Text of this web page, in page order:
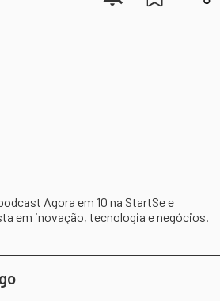
Agora em 10 na StartSe e
em inovação, tecnologia e negócios.